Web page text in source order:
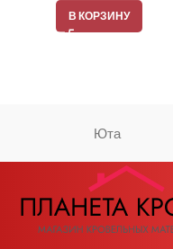
В КОРЗИНУ
Юта